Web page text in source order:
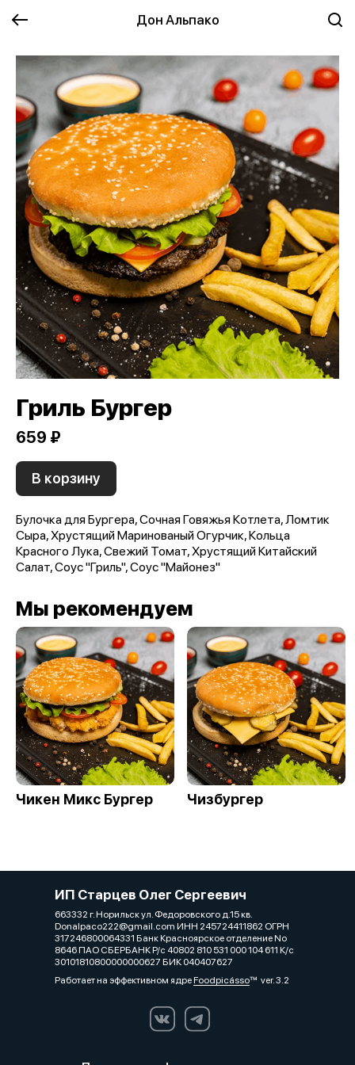
Дон Альпако
Гриль Бургер
659 ₽
В корзину
Булочка для Бургера, Сочная Говяжья Котлета, Ломтик
Сыра, Хрустящий Маринованый Огурчик, Кольца
Красного Лука, Свежий Томат, Хрустящий Китайский
Салат, Соус "Гриль", Соус "Майонез"
Мы рекомендуем
Чикен Микс Бургер Чизбургер
ИП Старцев Олег Сергеевич
663332 г. Норильск ул. Федоровского д.15 кв.
Donalpaco222@gmail.com ИНН 245724411862 ОГРН
317246800064331 Банк Красноярское отделение No
8646 ПАО СБЕРБАНК Р/с 40802 810 531 000 104 611 К/с
30101810800000000627 БИК 040407627
Работает на эффективном ядреFoodpicássover. 3.2